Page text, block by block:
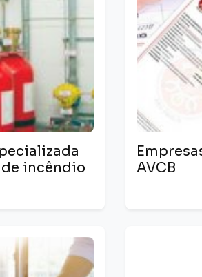
incêndio
AVCB